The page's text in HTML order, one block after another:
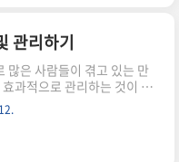
하는 법 바로가기배틀그라
찾기 쉬운 방법 소개 바로가
당 수치를 정기적으로 체크
하는 데 있어 매우 중요합니
거나 낮으면 여러 가지 건강
때문입니다. 예를 들어, 고..
관리하기
많은 사람들이 겪고 있는 만
과적으로 관리하는 것이 매
당측정 방법을 이해하고 활
및 관리의 핵심입니다. 이 글
요성과 다양한 방법을 살펴
확인 하면 좋은 글